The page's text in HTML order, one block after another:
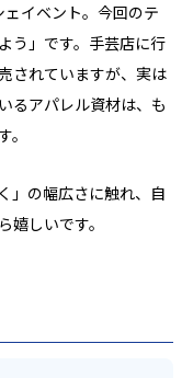
イベント。今回のテ
う」です。手芸店に行
されていますが、実は
るアパレル資材は、も
」の幅広さに触れ、自
しいです。